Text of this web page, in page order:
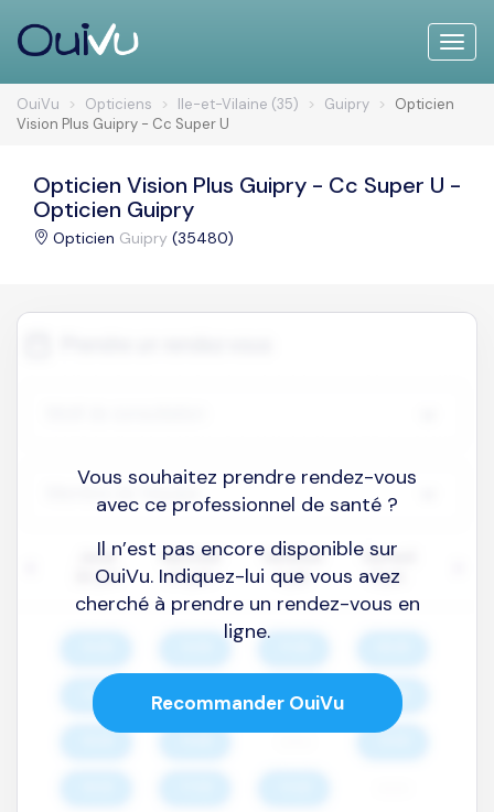
Toggle
OuiVu Opticiens Ile-et-Vilaine (35) Guipry
Opticien
Vision Plus Guipry - Cc Super U
Opticien Vision Plus Guipry - Cc Super U -
Opticien Guipry
Opticien Guipry (35480)
Vous souhaitez prendre rendez-vous
avec ce professionnel de santé ?
Il n’est pas encore disponible sur
OuiVu. Indiquez-lui que vous avez
cherché à prendre un rendez-vous en
ligne.
Recommander OuiVu